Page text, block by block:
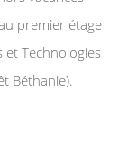
premier étage
et Technologies
Béthanie).